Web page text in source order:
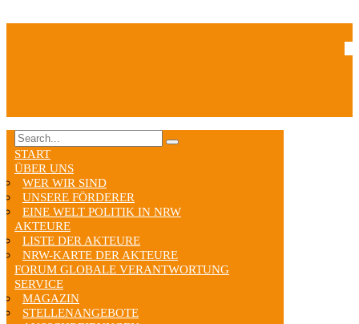
START
ÜBER UNS
WER WIR SIND
UNSERE FÖRDERER
EINE WELT POLITIK IN NRW
AKTEURE
LISTE DER AKTEURE
NRW-KARTE DER AKTEURE
FORUM GLOBALE VERANTWORTUNG
SERVICE
MAGAZIN
STELLENANGEBOTE